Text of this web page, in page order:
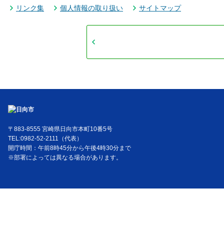
リンク集 個人情報の取り扱い サイトマップ
〒883-8555 宮崎県日向市本町10番5号
TEL:0982-52-2111（代表）
開庁時間：午前8時45分から午後4時30分まで
※部署によっては異なる場合があります。